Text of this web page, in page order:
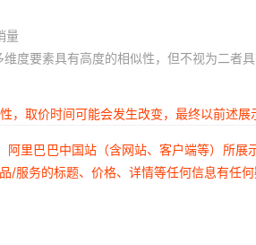
量
度要素具有高度的相似性，但不视为二者
取价时间可能会发生改变，最终以前述展
里巴巴中国站（含网站、客户端等）所
服务的标题、价格、详情等任何信息有